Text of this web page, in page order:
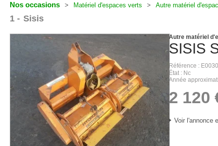
Nos occasions Matériel d'espaces verts Autre matériel
1 Sisis
SISIS
Autre matériel
Référence
État
Nc
Année
2 120
Voir l'annonce